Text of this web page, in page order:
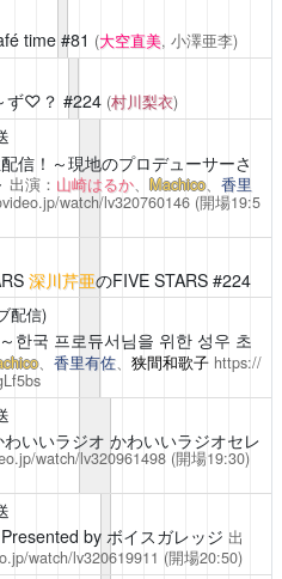
time#81 (大空直美, 小澤亜李)
ず♡？ #224 (村川梨衣)
信！～現地のプロデューサーさ
出演： 山崎はるか、 Machico、 香里
watch/lv320760146(開場19:5
深川芹亜のFIVE STARS #224
配信)
한국 프로듀서님을 위한 성우 초
、 香里有佐、 狭間和歌子 https://
いいラジオ かわいいラジオセレ
watch/lv320961498(開場19:30)
by ボイスガレッジ 出
watch/lv320619911 (開場20:50)